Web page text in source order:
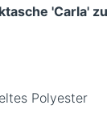
'Carla'
Polyester